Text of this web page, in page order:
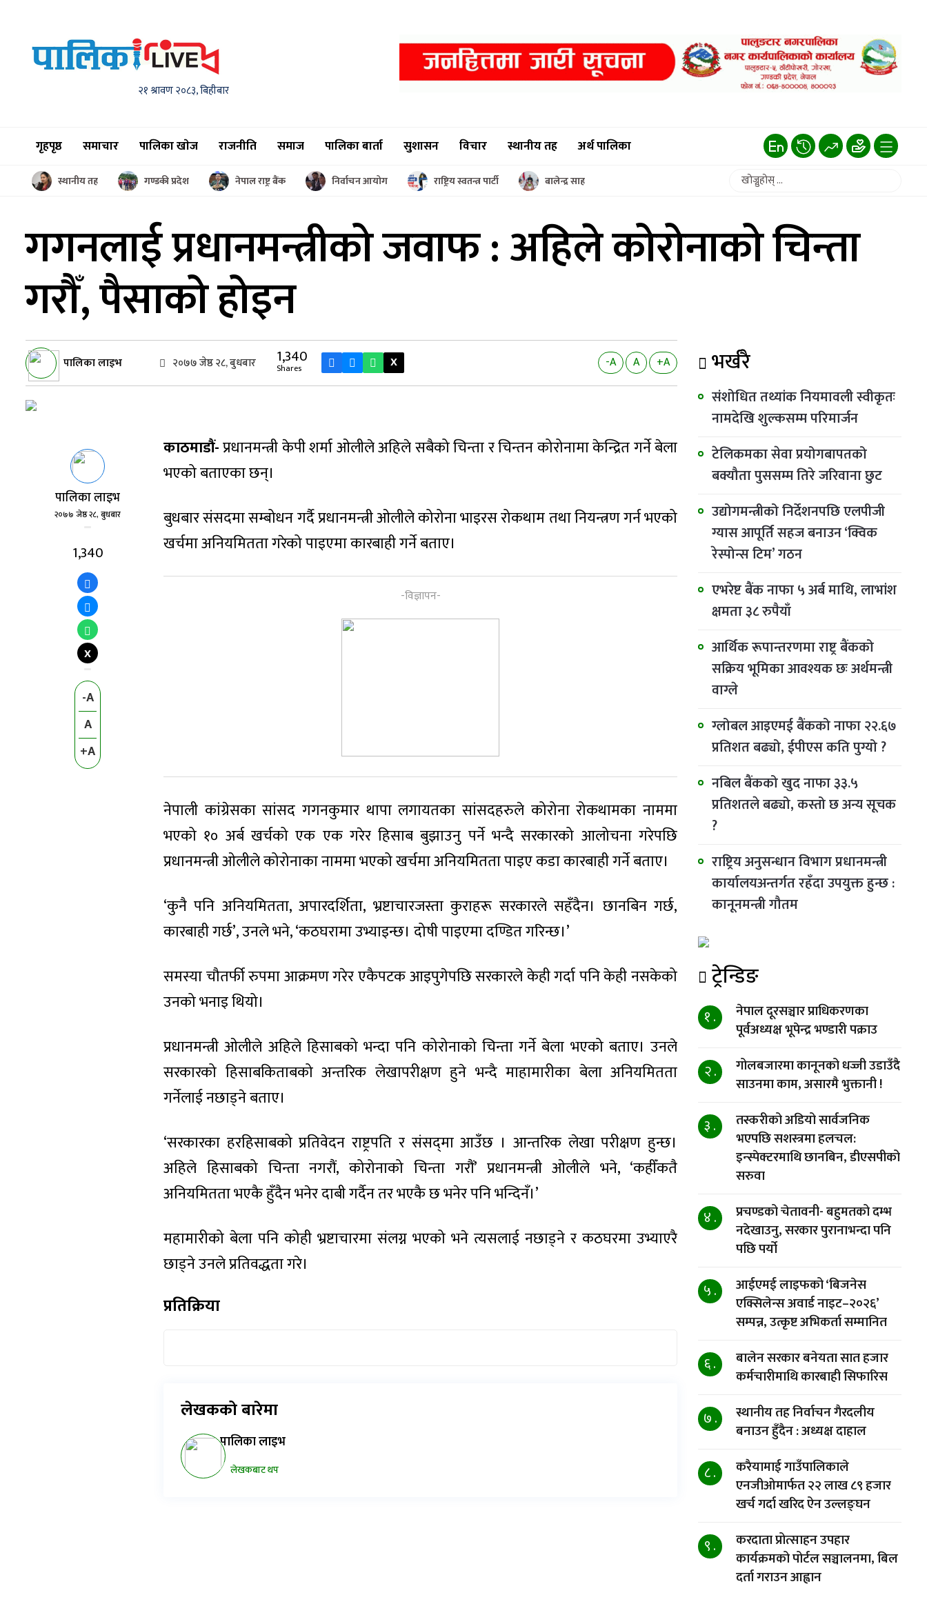
२१ श्रावण २०८३, बिहीबार
गृहपृष्ठ समाचार पालिका खाेज राजनीति समाज पालिका बार्ता सुशासन विचार स्थानीय तह अर्थ पालिका
स्थानीय तह गण्डकी प्रदेश नेपाल राष्ट्र बैंक निर्वाचन आयोग राष्ट्रिय स्वतन्त्र पार्टी बालेन्द्र साह
गगनलाई प्रधानमन्त्रीको जवाफ: अहिले कोरोनाको चिन्ता
गरौँ, पैसाको होइन
पालिका लाइभ २०७७ जेष्ठ २८, बुधबार 1,340
Shares X -A A +A
पालिका लाइभ
२०७७ जेष्ठ २८, बुधबार
1,340
X
-A
A
+A
काठमाडौं-प्रधानमन्त्री केपी शर्मा ओलीले अहिले सबैको चिन्ता र चिन्तन कोरोनामा केन्द्रित गर्ने बेला
भएको बताएका छन्।
बुधबार संसदमा सम्बोधन गर्दै प्रधानमन्त्री ओलीले कोरोना भाइरस रोकथाम तथा नियन्त्रण गर्न भएको
खर्चमा अनियमितता गरेको पाइएमा कारबाही गर्ने बताए।
नेपाली कांग्रेसका सांसद गगनकुमार थापा लगायतका सांसदहरुले कोरोना रोकथामका नाममा
भएको १० अर्ब खर्चको एक एक गरेर हिसाब बुझाउनु पर्ने भन्दै सरकारको आलोचना गरेपछि
प्रधानमन्त्री ओलीले कोरोनाका नाममा भएको खर्चमा अनियमितता पाइए कडा कारबाही गर्ने बताए।
‘कुनै पनि अनियमितता, अपारदर्शिता, भ्रष्टाचारजस्ता कुराहरू सरकारले सहँदैन। छानबिन गर्छ,
कारबाही गर्छ’, उनले भने, ‘कठघरामा उभ्याइन्छ। दोषी पाइएमा दण्डित गरिन्छ।’
समस्या चौतर्फी रुपमा आक्रमण गरेर एकैपटक आइपुगेपछि सरकारले केही गर्दा पनि केही नसकेको
उनको भनाइ थियो।
प्रधानमन्त्री ओलीले अहिले हिसाबको भन्दा पनि कोरोनाको चिन्ता गर्ने बेला भएको बताए। उनले
सरकारको हिसाबकिताबको अन्तरिक लेखापरीक्षण हुने भन्दै माहामारीका बेला अनियमितता
गर्नेलाई नछाड्ने बताए।
‘सरकारका हरहिसाबको प्रतिवेदन राष्ट्रपति र संसद्‍मा आउँछ । आन्तरिक लेखा परीक्षण हुन्छ।
अहिले हिसाबको चिन्ता नगरौं, कोरोनाको चिन्ता गरौं’ प्रधानमन्त्री ओलीले भने, ‘कहीँकतै
अनियमितता भएकै हुँदैन भनेर दाबी गर्दैन तर भएकै छ भनेर पनि भन्दिनँ।’
महामारीको बेला पनि कोही भ्रष्टाचारमा संलग्न भएको भने त्यसलाई नछाड्ने र कठघरमा उभ्याएरै
छाड्ने उनले प्रतिवद्धता गरे।
प्रतिक्रिया
लेखकको बारेमा
पालिका लाइभ
लेखकबाट थप
भर्खरै
संशोधित तथ्यांक नियमावली स्वीकृतः
नामदेखि शुल्कसम्म परिमार्जन
टेलिकमका सेवा प्रयोगबापतको
बक्यौता पुससम्म तिरे जरिवाना छुट
उद्योगमन्त्रीको निर्देशनपछि एलपीजी
ग्यास आपूर्ति सहज बनाउन ‘क्विक
रेस्पोन्स टिम’ गठन
एभरेष्ट बैंक नाफा ५ अर्ब माथि, लाभांश
क्षमता ३८ रुपैयाँ
आर्थिक रूपान्तरणमा राष्ट्र बैंकको
सक्रिय भूमिका आवश्यक छः अर्थमन्त्री
वाग्ले
ग्लोबल आइएमई बैंकको नाफा २२.६७
प्रतिशत बढ्यो, ईपीएस कति पुग्यो ?
नबिल बैंकको खुद नाफा ३३.५
प्रतिशतले बढ्यो, कस्तो छ अन्य सूचक
?
राष्ट्रिय अनुसन्धान विभाग प्रधानमन्त्री
कार्यालयअन्तर्गत रहँदा उपयुक्त हुन्छ :
कानूनमन्त्री गौतम
ट्रेन्डिङ
१ .
नेपाल दूरसञ्चार प्राधिकरणका
पूर्वअध्यक्ष भूपेन्द्र भण्डारी पक्राउ
२ .
गोलबजारमा कानूनको धज्जी उडाउँदै
साउनमा काम, असारमै भुक्तानी !
३ .
तस्करीको अडियो सार्वजनिक
भएपछि सशस्त्रमा हलचल:
इन्स्पेक्टरमाथि छानबिन, डीएसपीको
सरुवा
४ .
प्रचण्डको चेतावनी- बहुमतको दम्भ
नदेखाउनु, सरकार पुरानाभन्दा पनि
पछि पर्यो
५ .
आईएमई लाइफको ‘बिजनेस
एक्सिलेन्स अवार्ड नाइट–२०२६’
सम्पन्न, उत्कृष्ट अभिकर्ता सम्मानित
६ .
बालेन सरकार बनेयता सात हजार
कर्मचारीमाथि कारबाही सिफारिस
७ .
स्थानीय तह निर्वाचन गैरदलीय
बनाउन हुँदैन : अध्यक्ष दाहाल
८ .
करैयामाई गाउँपालिकाले
एनजीओमार्फत २२ लाख ८९ हजार
खर्च गर्दा खरिद ऐन उल्लङ्घन
९ .
करदाता प्रोत्साहन उपहार
कार्यक्रमको पोर्टल सञ्चालनमा, बिल
दर्ता गराउन आह्वान